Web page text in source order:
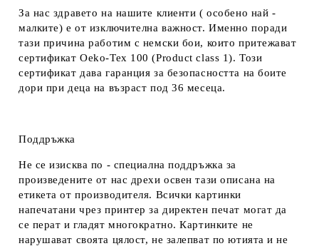
За нас здравето на нашите клиенти ( особено най -
малките) е от изключителна важност. Именно поради
тази причина работим с немски бои, които притежават
сертификат Oeko-Tex 100 (Product class 1). Този
сертификат дава гаранция за безопасността на боите
дори при деца на възраст под 36 месеца.
Поддръжка
Не се изисква по - специална поддръжка за
произведените от нас дрехи освен тази описана на
етикета от производителя. Всички картинки
напечатани чрез принтер за директен печат могат да
се перат и гладят многократно. Картинките не
нарушават своята цялост, не залепват по ютията и не